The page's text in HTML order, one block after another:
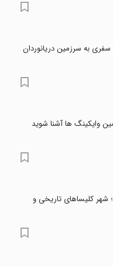
به سرزمین دریانوردان
وایکینگ ها آشنا شوید
کلیساهای تاریخی و